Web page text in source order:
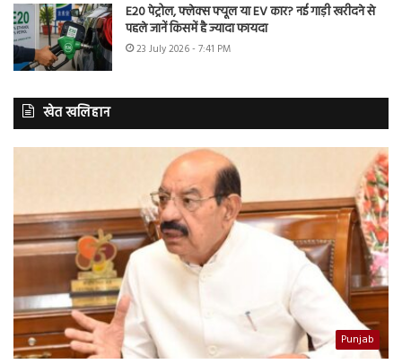
E20 पेट्रोल, फ्लेक्स फ्यूल या EV कार? नई गाड़ी खरीदने से
पहले जानें किसमें है ज्यादा फायदा
23 July 2026 - 7:41 PM
खेत खलिहान
Punjab